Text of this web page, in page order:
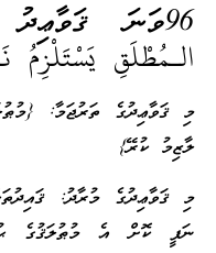
96ވަނަ ޤަވާޢިދު (ޖުމްލަ 189):
الـمُطْلَقِ يَسْتَلْزِمُ
މި ޤަވާޢިދުގެ ތަރުޖަމާ:
ލާޒިމު ކުރޭ}
މި ޤަވާޢިދުގެ މުރާދު:
ނަފީ ކޮށް އެ މުޠުލަޤުގެ